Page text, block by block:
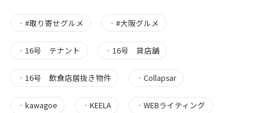
・ #取り寄せグルメ ・#大阪グルメ
・ 16号 テナント ・16号 貸店舗
・ 16号 飲食店居抜き物件 ・Collapsar
・ kawagoe ・KEELA ・WEBライティング